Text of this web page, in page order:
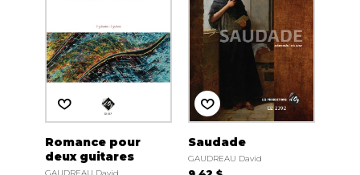
Romance pour
deux guitares
Saudade
GAUDREAU David